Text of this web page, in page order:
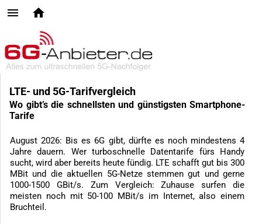
LTE- und 5G-Tarifvergleich
Wo gibt’s die schnellsten und günstigsten Smartphone-
Tarife
August 2026: Bis es 6G gibt, dürfte es noch mindestens 4
Jahre dauern. Wer turboschnelle Datentarife fürs Handy
sucht, wird aber bereits heute fündig. LTE schafft gut bis 300
MBit und die aktuellen 5G-Netze stemmen gut und gerne
1000-1500 GBit/s. Zum Vergleich: Zuhause surfen die
meisten noch mit 50-100 MBit/s im Internet, also einem
Bruchteil.